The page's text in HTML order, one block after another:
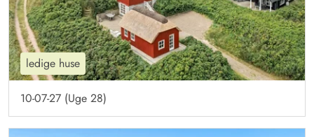
ledige huse
10-07-27 (Uge 28)